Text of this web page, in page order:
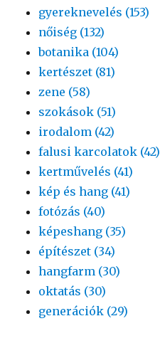
gyereknevelés (153)
nőiség (132)
botanika (104)
kertészet (81)
zene (58)
szokások (51)
irodalom (42)
falusi karcolatok (42)
kertművelés (41)
kép és hang (41)
fotózás (40)
képeshang (35)
építészet (34)
hangfarm (30)
oktatás (30)
generációk (29)